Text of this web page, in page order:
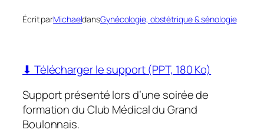
Écrit parMichaeldansGynécologie, obstétrique & sénologie
⬇ Télécharger le support (PPT, 180 Ko)
Support présenté lors d’une soirée de
formation du Club Médical du Grand
Boulonnais.